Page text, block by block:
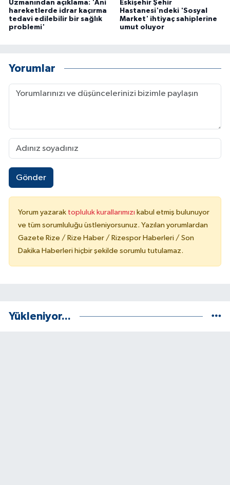
Uzmanından açıklama: 'Ani
hareketlerde idrar kaçırma
tedavi edilebilir bir sağlık
problemi'
Eskişehir Şehir
Hastanesi'ndeki 'Sosyal
Market' ihtiyaç sahiplerine
umut oluyor
Yorumlar
Gönder
Yorum yazarak topluluk kurallarımızı kabul etmiş bulunuyor
ve tüm sorumluluğu üstleniyorsunuz. Yazılan yorumlardan
Gazete Rize / Rize Haber / Rizespor Haberleri / Son
Dakika Haberleri hiçbir şekilde sorumlu tutulamaz.
Yükleniyor...